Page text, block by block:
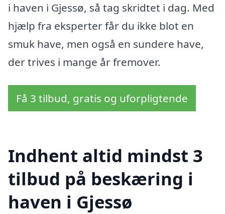
i haven i Gjessø, så tag skridtet i dag. Med
hjælp fra eksperter får du ikke blot en
smuk have, men også en sundere have,
der trives i mange år fremover.
Få 3 tilbud, gratis og uforpligtende
Indhent altid mindst 3
tilbud på beskæring i
haven i Gjessø